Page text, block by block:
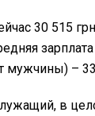
30 515
мужчины) –
в